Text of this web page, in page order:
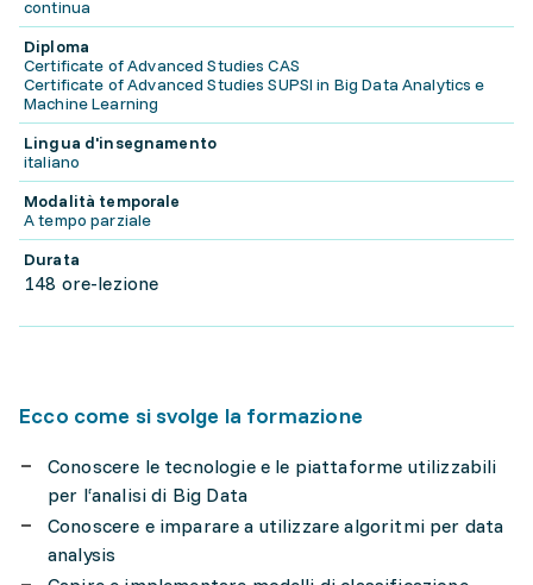
continua
Diploma
Certificate of Advanced Studies CAS
Certificate of Advanced Studies SUPSI in Big Data Analytics e
Machine Learning
Lingua d'insegnamento
italiano
Modalità temporale
A tempo parziale
Durata
148 ore-lezione
Ecco come si svolge la formazione
Conoscere le tecnologie e le piattaforme utilizzabili
per l‘analisi di Big Data
Conoscere e imparare a utilizzare algoritmi per data
analysis